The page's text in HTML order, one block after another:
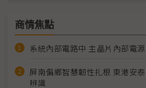
商情焦點
系統內部電路中 主晶片內部電
屏南偏鄉智慧韌性扎根 東港安
辨識